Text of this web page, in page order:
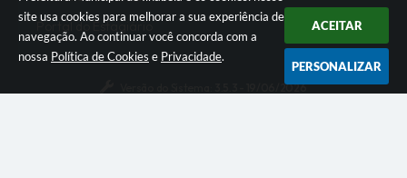
site usa cookies para melhorar a sua experiência de
navegação. Ao continuar você concorda com a
nossa Política de Cookies e Privacidade.
ACEITAR
PERSONALIZAR
Portal do Estagiário
3.5.3 - 19/06/2026